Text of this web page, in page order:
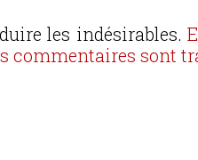
les indésirables.
commentaires sont